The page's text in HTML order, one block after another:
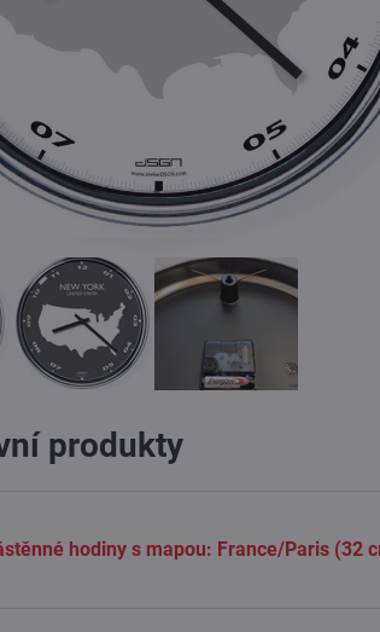
produkty
hodiny s mapou: France/Paris (32